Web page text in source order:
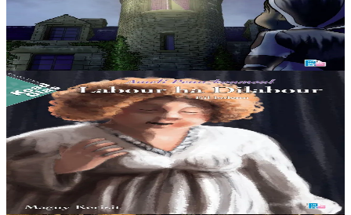
Romant berr. Breur ha c’hoar gevell eo Kaou ha Nola. Plijout a ra
d’ar paotrig kontañ istorioù burzhudus d’e c’hoarig, evel hini
Maner-an-aod. Savet eo bet ar...
Er stok11,00 €
12 vloaz hag ouzhpenn
TES
Ameli Penn-koumoul 4 - Labour ha Dilabour (2)
Setu ar bloaz nevez evit Ameli hag he re ! Hetoù ha raktresoù zo
gant ar Penn-koumoul ! O kreskiñ emañ ar garantez etre Yanis hag
ar plac’h yaouank....
Er stok14,00 €